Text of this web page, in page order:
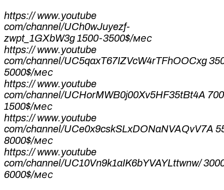
https:// www.youtube
com/channel/UCh0wJuyezf-
zwpt_1GXbW3g 1500-3500$/мес
https:// www.youtube
com/channel/UC5qaxT67IZVcW4rTFhOOCxg
5000$/мес
https:// www.youtube
com/channel/UCHorMWB0j00Xv5HF35tBt4A
1500$/мес
https:// www.youtube
com/channel/UCe0x9cskSLxDONaNVAQvV7A
8000$/мес
https:// www.youtube
com/channel/UC10Vn9k1aIK6bYVAYLttwnw/
6000$/мес